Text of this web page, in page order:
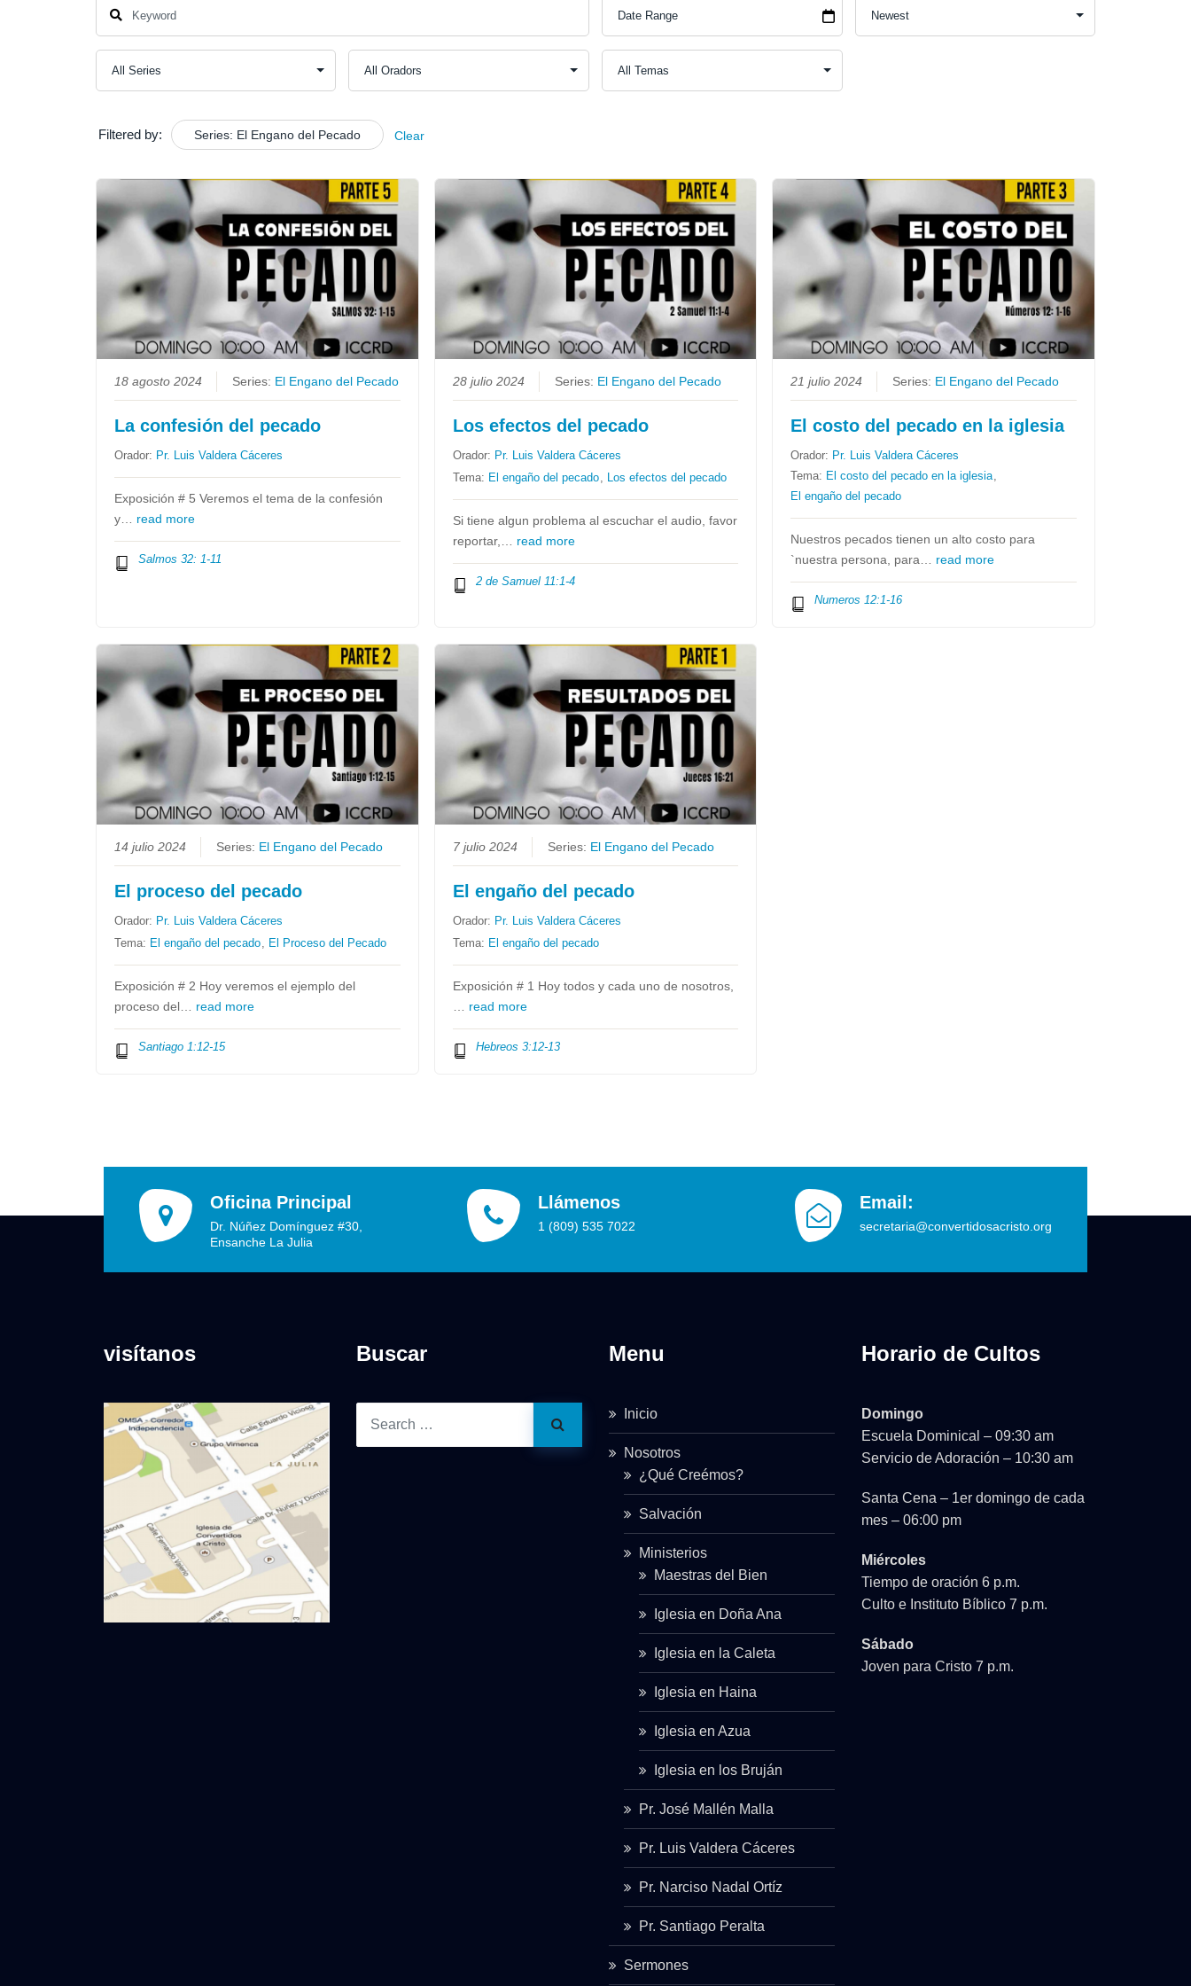
Filtered by: Series: El Engano del Pecado Clear
18 agosto 2024 Series: El Engano del Pecado
La confesión del pecado
Orador: Pr. Luis Valdera Cáceres
Exposición # 5 Veremos el tema de la confesión
y… read more
Salmos 32: 1-11
28 julio 2024 Series: El Engano del Pecado
Los efectos del pecado
Orador: Pr. Luis Valdera Cáceres
Tema: El engaño del pecado, Los efectos del pecado
Si tiene algun problema al escuchar el audio, favor
reportar,… read more
2 de Samuel 11:1-4
21 julio 2024 Series: El Engano del Pecado
El costo del pecado en la iglesia
Orador: Pr. Luis Valdera Cáceres
Tema: El costo del pecado en la iglesia,
El engaño del pecado
Nuestros pecados tienen un alto costo para
`nuestra persona, para… read more
Numeros 12:1-16
14 julio 2024 Series: El Engano del Pecado
El proceso del pecado
Orador: Pr. Luis Valdera Cáceres
Tema: El engaño del pecado, El Proceso del Pecado
Exposición # 2 Hoy veremos el ejemplo del
proceso del… read more
Santiago 1:12-15
7 julio 2024 Series: El Engano del Pecado
El engaño del pecado
Orador: Pr. Luis Valdera Cáceres
Tema: El engaño del pecado
Exposición # 1 Hoy todos y cada uno de nosotros,
… read more
Hebreos 3:12-13
Oficina Principal
Dr. Núñez Domínguez #30,
Ensanche La Julia
Llámenos
1 (809) 535 7022
Email:
secretaria@convertidosacristo.org
visítanos Buscar Menu
Inicio
Nosotros
¿Qué Creémos?
Salvación
Ministerios
Maestras del Bien
Iglesia en Doña Ana
Iglesia en la Caleta
Iglesia en Haina
Iglesia en Azua
Iglesia en los Bruján
Pr. José Mallén Malla
Pr. Luis Valdera Cáceres
Pr. Narciso Nadal Ortíz
Pr. Santiago Peralta
Sermones
Horario de Cultos
Domingo
Escuela Dominical – 09:30 am
Servicio de Adoración – 10:30 am
Santa Cena – 1er domingo de cada
mes – 06:00 pm
Miércoles
Tiempo de oración 6 p.m.
Culto e Instituto Bíblico 7 p.m.
Sábado
Joven para Cristo 7 p.m.